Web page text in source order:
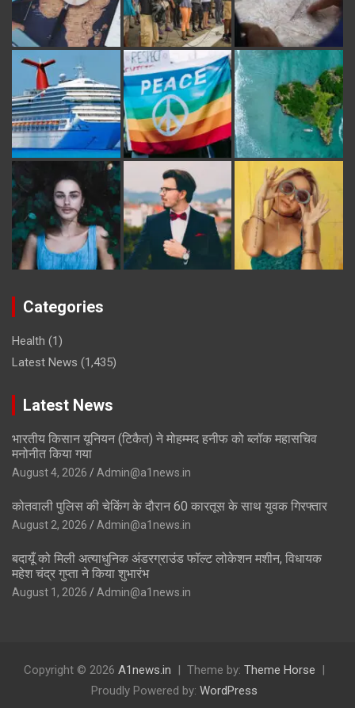
Categories
Health (1)
Latest News (1,435)
Latest News
भारतीय किसान यूनियन (टिकैत) ने मोहम्मद हनीफ को ब्लॉक महासचिव
मनोनीत किया गया
August 4, 2026 Admin@a1news.in
कोतवाली पुलिस की चेकिंग के दौरान 60 कारतूस के साथ युवक गिरफ्तार
August 2, 2026 Admin@a1news.in
बदायूँ को मिली अत्याधुनिक अंडरग्राउंड फॉल्ट लोकेशन मशीन, विधायक
महेश चंद्र गुप्ता ने किया शुभारंभ
August 1, 2026 Admin@a1news.in
Copyright © 2026 A1news.in Theme by: Theme Horse
Proudly Powered by: WordPress